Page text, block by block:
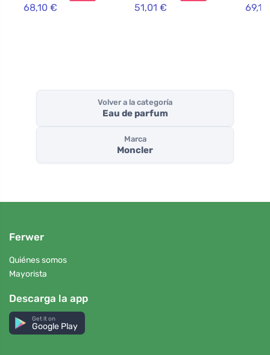
68,10 € 51,01 €
Volver a la categoría
Eau de parfum
Marca
Moncler
Ferwer
Quiénes somos
Mayorista
Descarga la app
Get it on
Google Play